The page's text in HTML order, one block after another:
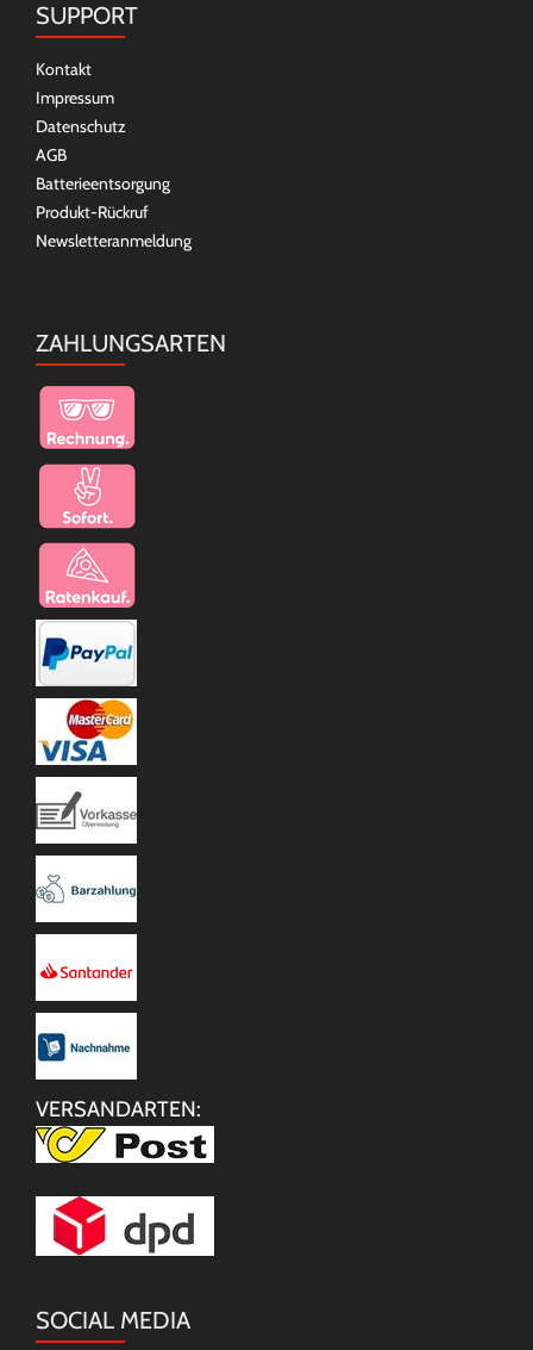
SUPPORT
Kontakt
Impressum
Datenschutz
AGB
Batterieentsorgung
Produkt-Rückruf
Newsletteranmeldung
ZAHLUNGSARTEN
VERSANDARTEN:
SOCIAL MEDIA